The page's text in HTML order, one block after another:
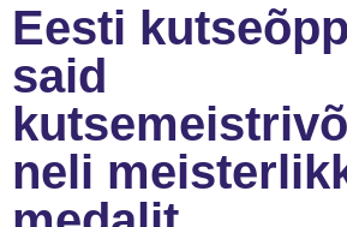
Eesti
said
neli